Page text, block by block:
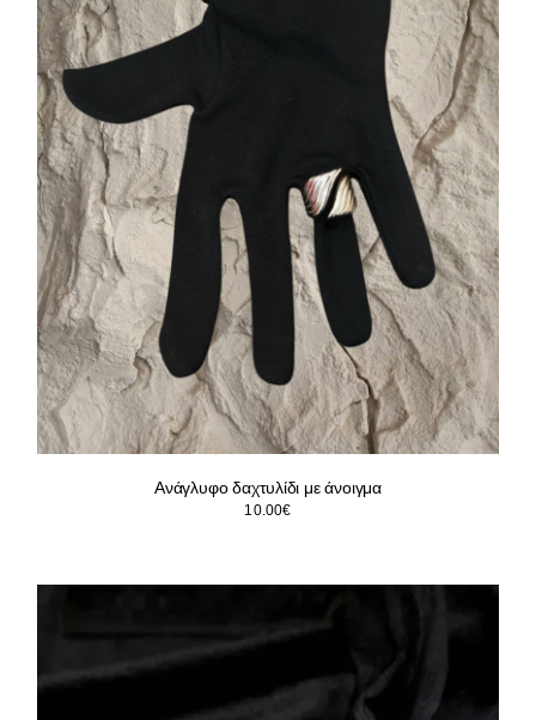
Ανάγλυφο δαχτυλίδι με άνοιγμα
10.00€